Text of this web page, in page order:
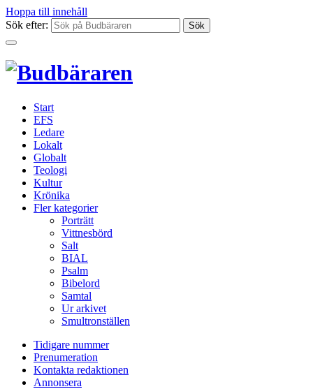
Hoppa till innehåll
Sök efter:
Start
EFS
Ledare
Lokalt
Globalt
Teologi
Kultur
Krönika
Fler kategorier
Porträtt
Vittnesbörd
Salt
BIAL
Psalm
Bibelord
Samtal
Ur arkivet
Smultronställen
Tidigare nummer
Prenumeration
Kontakta redaktionen
Annonsera